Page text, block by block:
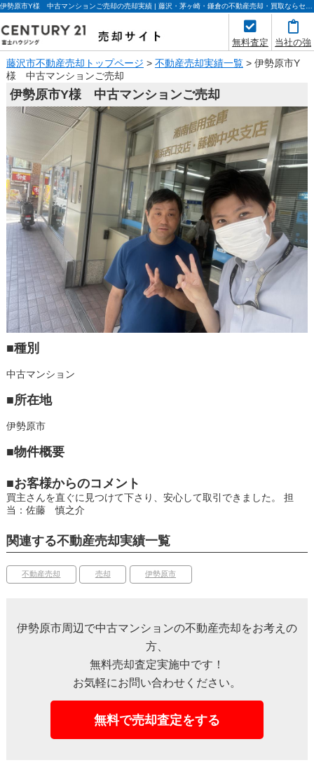
無料査定
当社の強
藤沢市不動産売却トップページ > 不動産売却実績一覧> 伊勢原市Y
様 中古マンションご売却
伊勢原市Y様 中古マンションご売却
■種別
中古マンション
■所在地
伊勢原市
■物件概要
■お客様からのコメント
買主さんを直ぐに見つけて下さり、安心して取引できました。 担
当：佐藤 慎之介
関連する不動産売却実績一覧
不動産売却 売却 伊勢原市
伊勢原市周辺で中古マンションの不動産売却をお考えの
方、
無料売却査定実施中です！
お気軽にお問い合わせください。
無料で売却査定をする